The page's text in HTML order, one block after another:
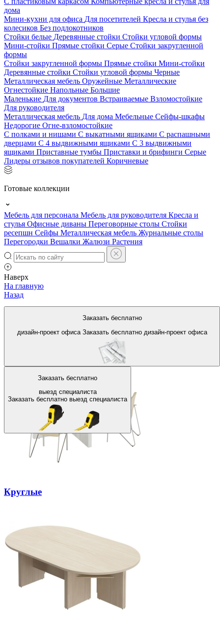
дома
Мини-кухни для офиса Для посетителей Кресла и стулья без
колесиков Без подлокотников
Стойки белые Деревянные стойки Стойки угловой формы
Мини-стойки Прямые стойки Серые Стойки закругленной
формы
Стойки закругленной формы Прямые стойки Мини-стойки
Деревянные стойки Стойки угловой формы Черные
Металлическая мебель Оружейные Металлические
Огнестойкие Напольные Большие
Маленькие Для документов Встраиваемые Взломостойкие
Для руководителя
Металлическая мебель Для дома Мебельные Сейфы-шкафы
Недорогие Огне-взломостойкие
С полками и нишами С выкатными ящиками С распашными
дверцами С 4 выдвижными ящиками С 3 выдвижными
ящиками Приставные тумбы Приставки и брифинги Серые
Лидеры отзывов покупателей Коричневые
Готовые коллекции
Мебель для персонала Мебель для руководителя Кресла и
стулья Офисные диваны Переговорные столы Стойки
ресепшн Сейфы Металлическая мебель Журнальные столы
Перегородки Вешалки Жалюзи Растения
Наверх
Заказать бесплатно
дизайн-проект офиса Заказать бесплатнодизайн-проект офиса
Заказать бесплатно
выезд специалиста
Заказать бесплатно выезд специалиста
На главную
Назад
Столы для переговоров с
розетками
Круглые